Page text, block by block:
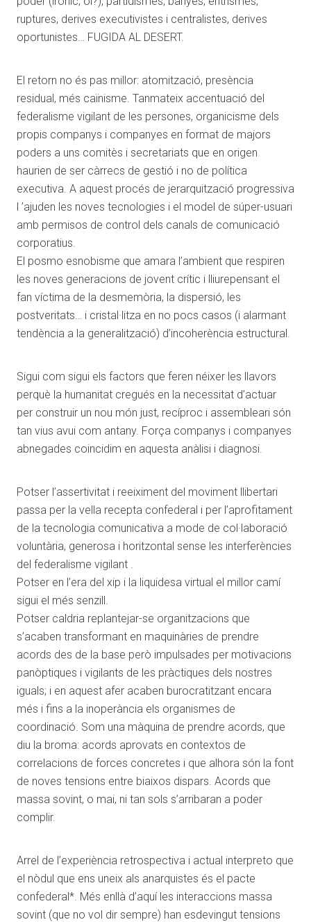
ruptures, derives executivistes i centralistes, derives
oportunistes… FUGIDA AL DESERT.
El retorn no és pas millor: atomització, presència
residual, més caïnisme. Tanmateix accentuació del
federalisme vigilant de les persones, organicisme dels
propis companys i companyes en format de majors
poders a uns comitès i secretariats que en origen
haurien de ser càrrecs de gestió i no de política
executiva. A aquest procés de jerarquització progressiva
l ’ajuden les noves tecnologies i el model de súper-usuari
amb permisos de control dels canals de comunicació
corporatius.
El posmo esnobisme que amara l’ambient que respiren
les noves generacions de jovent crític i lliurepensant el
fan víctima de la desmemòria, la dispersió, les
postveritats… i cristal·litza en no pocs casos (i alarmant
tendència a la generalització) d’incoherència estructural.
Sigui com sigui els factors que feren néixer les llavors
perquè la humanitat cregués en la necessitat d’actuar
per construir un nou món just, recíproc i assembleari són
tan vius avui com antany. Força companys i companyes
abnegades coincidim en aquesta anàlisi i diagnosi.
Potser l’assertivitat i reeiximent del moviment llibertari
passa per la vella recepta confederal i per l’aprofitament
de la tecnologia comunicativa a mode de col·laboració
voluntària, generosa i horitzontal sense les interferències
del federalisme vigilant .
Potser en l’era del xip i la liquidesa virtual el millor camí
sigui el més senzill.
Potser caldria replantejar-se organitzacions que
s’acaben transformant en maquinàries de prendre
acords des de la base però impulsades per motivacions
panòptiques i vigilants de les pràctiques dels nostres
iguals; i en aquest afer acaben burocratitzant encara
més i fins a la inoperància els organismes de
coordinació. Som una màquina de prendre acords, que
diu la broma: acords aprovats en contextos de
correlacions de forces concretes i que alhora són la font
de noves tensions entre biaixos dispars. Acords que
massa sovint, o mai, ni tan sols s’arribaran a poder
complir.
Arrel de l’experiència retrospectiva i actual interpreto que
el nòdul que ens uneix als anarquistes és el pacte
confederal*. Més enllà d’aquí les interaccions massa
sovint (que no vol dir sempre) han esdevingut tensions